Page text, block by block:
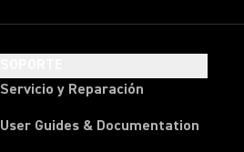
Servicio y Reparación
User Guides & Documentation